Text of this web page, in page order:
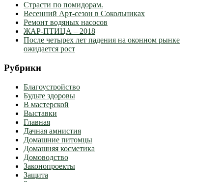
Страсти по помидорам.
Весенний Арт-сезон в Сокольниках
Ремонт водяных насосов
ЖАР-ПТИЦА – 2018
После четырех лет падения на оконном рынке
ожидается рост
Рубрики
Благоустройство
Будьте здоровы
В мастерской
Выставки
Главная
Дачная амнистия
Домашние питомцы
Домашняя косметика
Домоводство
Законопроекты
Защита